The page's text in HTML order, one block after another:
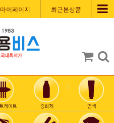
마이페이지 최근본상품